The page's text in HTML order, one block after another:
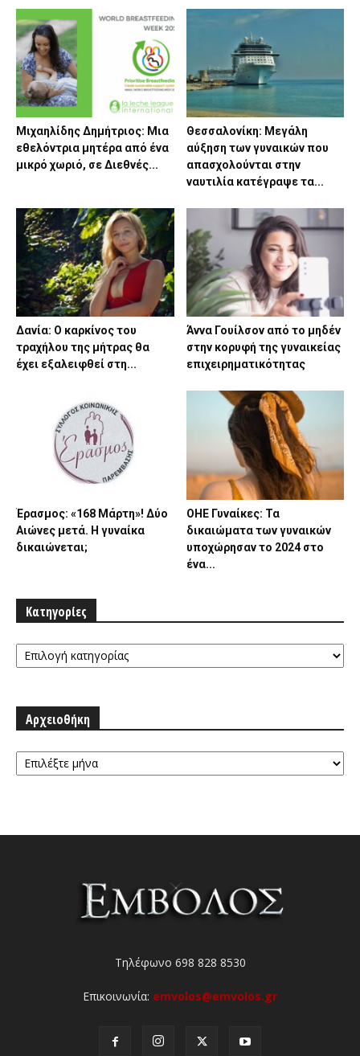
Μιχαηλίδης Δημήτριος: Μια
εθελόντρια μητέρα από ένα
μικρό χωριό, σε Διεθνές...
Θεσσαλονίκη: Μεγάλη
αύξηση των γυναικών που
απασχολούνται στην
ναυτιλία κατέγραψε τα...
Δανία: Ο καρκίνος του
τραχήλου της μήτρας θα
έχει εξαλειφθεί στη...
Άννα Γουίλσον από το μηδέν
στην κορυφή της γυναικείας
επιχειρηματικότητας
Έρασμος: «168 Μάρτη»! Δύο
Αιώνες μετά. Η γυναίκα
δικαιώνεται;
ΟΗΕ Γυναίκες: Τα
δικαιώματα των γυναικών
υποχώρησαν το 2024 στο
ένα...
Κατηγορίες
Κατηγορίες
Αρχειοθήκη
Αρχειοθήκη
Τηλέφωνο 698 828 8530
Επικοινωνία: emvolos@emvolos.gr